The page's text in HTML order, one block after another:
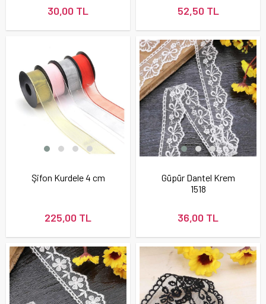
30,00 TL 52,50 TL
Şifon Kurdele 4 cm
225,00 TL
Güpür Dantel Krem
1518
36,00 TL